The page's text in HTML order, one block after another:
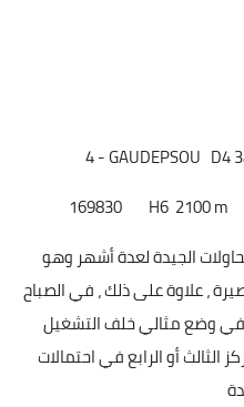
4 - GAUDEPSOU D4
169830
H6 2100 m
الجيدة لعدة أشهر وهو
، علاوة على ذلك ، في الصباح
في وضع مثالي خلف التشغيل
الثالث أو الرابع في احتمالات